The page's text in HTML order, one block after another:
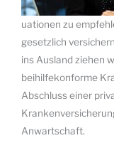
uationen zu
gesetzlich
ins Ausland ziehen
beihilfekonforme
Abschluss einer
Anwartschaft.